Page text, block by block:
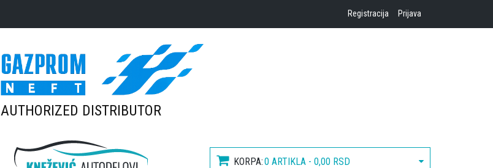
Registracija Prijava
AUTHORIZED DISTRIBUTOR
KORPA:0 ARTIKLA - 0,00 RSD